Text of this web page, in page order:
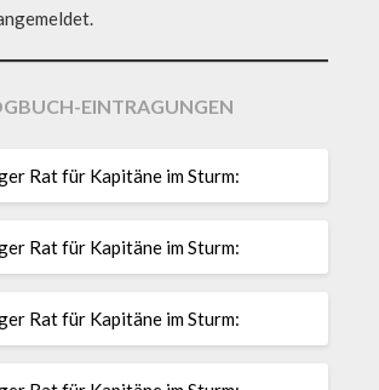
EINTRAGUNGEN
Rat für Kapitäne im Sturm:
Rat für Kapitäne im Sturm:
Rat für Kapitäne im Sturm: